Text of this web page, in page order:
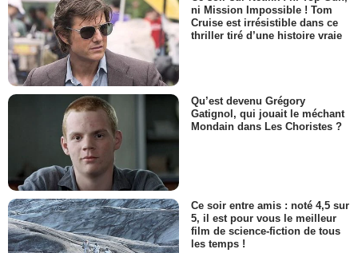
ni Mission Impossible ! Tom
Cruise est irrésistible dans ce
thriller tiré d’une histoire vraie
Qu’est devenu Grégory
Gatignol, qui jouait le méchant
Mondain dans Les Choristes ?
Ce soir entre amis : noté 4,5 sur
5, il est pour vous le meilleur
film de science-fiction de tous
les temps !